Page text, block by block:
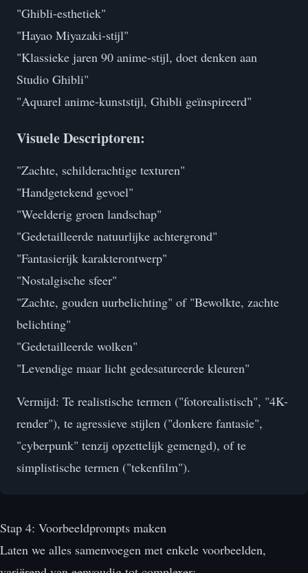
"Ghibli-esthetiek"
"Hayao Miyazaki-stijl"
"Klassieke jaren 90 anime-stijl, doet denken aan
Studio Ghibli"
"Aquarel anime-kunststijl, Ghibli geïnspireerd"
Visuele Descriptoren:
"Zachte, schilderachtige texturen"
"Handgetekend gevoel"
"Weelderig groen landschap"
"Gedetailleerde natuurlijke achtergrond"
"Fantasierijk karakterontwerp"
"Nostalgische sfeer"
"Zachte, gouden uurbelichting" of "Bewolkte, zachte
belichting"
"Gedetailleerde wolken"
"Levendige maar licht gedesatureerde kleuren"
Vermijd: Te realistische termen ("fotorealistisch", "4K-
render"), te agressieve stijlen ("donkere fantasie",
"cyberpunk" tenzij opzettelijk gemengd), of te
simplistische termen ("tekenfilm").
Stap 4: Voorbeeldprompts maken
Laten we alles samenvoegen met enkele voorbeelden,